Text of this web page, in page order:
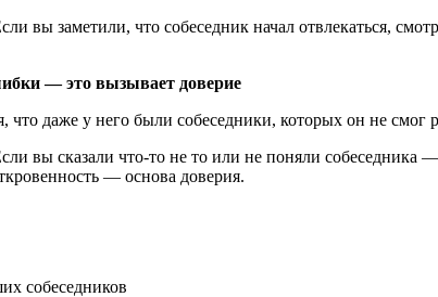
вы заметили, что собеседник начал отвлекаться,
— это вызывает доверие
что даже у него были собеседники, которых он не
вы сказали что-то не то или не поняли собеседника
— основа доверия.
собеседников